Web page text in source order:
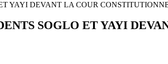
YAYI DEVANT LA COUR
SOGLO ET YAYI